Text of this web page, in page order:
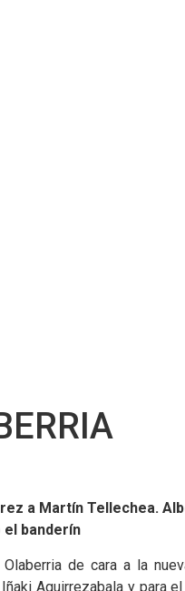
a Martín Tellechea.
banderín
de cara a la
Aguirrezabala y para